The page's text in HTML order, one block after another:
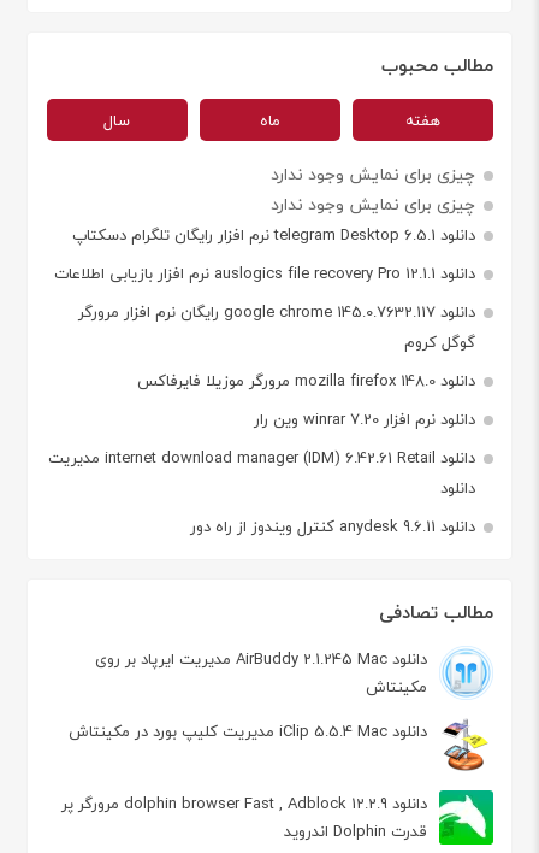
مطالب محبوب
هفته ماه سال
چیزی برای نمایش وجود ندارد
چیزی برای نمایش وجود ندارد
دانلود telegram Desktop 6.5.1 نرم افزار رایگان تلگرام دسکتاپ
دانلود auslogics file recovery Pro 12.1.1 نرم افزار بازیابی اطلاعات
دانلود google chrome 145.0.7632.117 رایگان نرم افزار مرورگر
گوگل کروم
دانلود mozilla firefox 148.0 مرورگر موزیلا فایرفاکس
دانلود نرم افزار winrar 7.20 وین رار
دانلود internet download manager (IDM) 6.42.61 Retail مدیریت
دانلود
دانلود anydesk 9.6.11 کنترل ویندوز از راه دور
مطالب تصادفی
دانلود AirBuddy 2.1.245 Mac مدیریت ایرپاد بر روی
مکینتاش
دانلود iClip 5.5.4 Mac مدیریت کلیپ بورد در مکینتاش
دانلود dolphin browser Fast , Adblock 12.2.9 مرورگر پر
قدرت Dolphin اندروید